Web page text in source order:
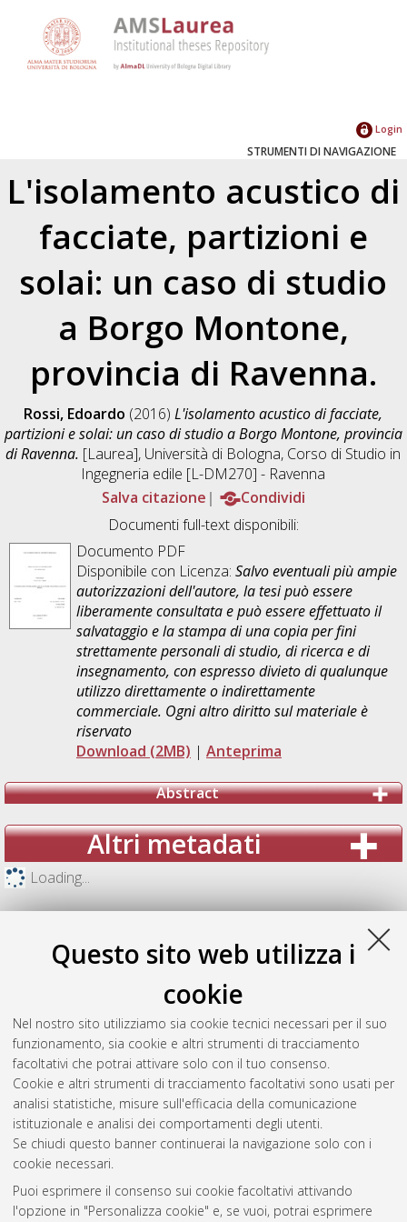
Questo sito web utilizza i
cookie
Nel nostro sito utilizziamo sia cookie tecnici necessari per il suo
funzionamento, sia cookie e altri strumenti di tracciamento
facoltativi che potrai attivare solo con il tuo consenso.
Cookie e altri strumenti di tracciamento facoltativi sono usati per
analisi statistiche, misure sull'efficacia della comunicazione
istituzionale e analisi dei comportamenti degli utenti.
Se chiudi questo banner continuerai la navigazione solo con i
cookie necessari.
Puoi esprimere il consenso sui cookie facoltativi attivando
l'opzione in "Personalizza cookie" e, se vuoi, potrai esprimere
Login
STRUMENTI DI NAVIGAZIONE
L'isolamento acustico di
facciate, partizioni e
solai: un caso di studio
a Borgo Montone,
provincia di Ravenna.
Rossi, Edoardo (2016)L'isolamento acustico di facciate,
partizioni e solai: un caso di studio a Borgo Montone, provincia
di Ravenna. [Laurea], Università di Bologna, Corso di Studio in
Ingegneria edile [L-DM270] - Ravenna
Salva citazione
Condividi
Documenti full-text disponibili:
Documento PDF
Disponibile con Licenza: Salvo eventuali più ampie
autorizzazioni dell'autore, la tesi può essere
liberamente consultata e può essere effettuato il
salvataggio e la stampa di una copia per fini
strettamente personali di studio, di ricerca e di
insegnamento, con espresso divieto di qualunque
utilizzo direttamente o indirettamente
commerciale. Ogni altro diritto sul materiale è
riservato
Download (2MB) | Anteprima
Abstract
Altri metadati
Loading...
Gestione del documento:
Atom